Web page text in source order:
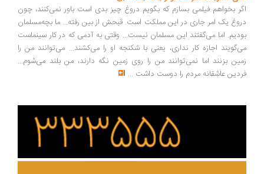
بخواهم فیلمی بسازم که بگویم دروغ چیز بدی است باور نمی‌کنند، چون
یک امر جاری در این مملکت است. قبحش از بین رفته... ما بچه‌مسلمان
اما می‌گفتند این مسلمان نیست... وقتی به آدمی که در کار سینماست
اجازه کار نداری، یعنی با شکنجه او را می‌کشند... می‌توانند من را
بزنند اما نمی‌توانند من را روی زمین نگه دارند، من بلند می‌شوم...
عاشقانه مردم را دوست داشت ...